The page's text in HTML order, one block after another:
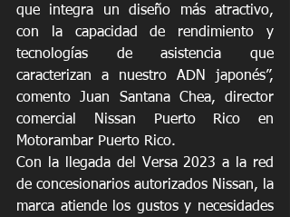
que integra un diseño más atractivo,
con la capacidad de rendimiento y
tecnologías de asistencia que
caracterizan a nuestro ADN japonés”,
comento Juan Santana Chea, director
comercial Nissan Puerto Rico en
Motorambar Puerto Rico.
Con la llegada del Versa 2023 a la red
de concesionarios autorizados Nissan, la
marca atiende los gustos y necesidades